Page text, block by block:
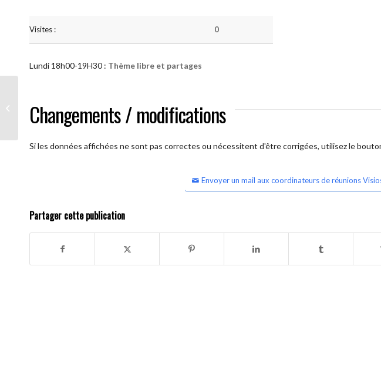
Visites : 0
Lundi 18h00-19H30 : Thème libre et partages
Changements / modifications
Si les données affichées ne sont pas correctes ou nécessitent d'être corrigées, utilisez le
Envoyer un mail aux coordinateurs de réunions
Partager cette publication
partages )